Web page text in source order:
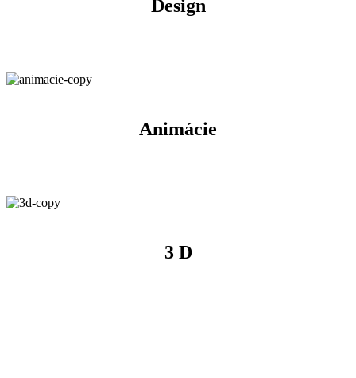
Design
Animácie
3 D